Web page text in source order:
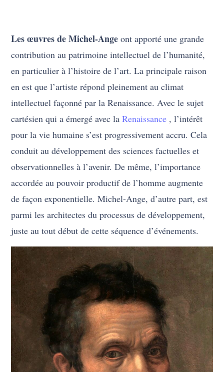
Les œuvres de Michel-Ange ont apporté une grande
contribution au patrimoine intellectuel de l’humanité,
en particulier à l’histoire de l’art. La principale raison
en est que l’artiste répond pleinement au climat
intellectuel façonné par la Renaissance. Avec le sujet
cartésien qui a émergé avec laRenaissance , l’intérêt
pour la vie humaine s’est progressivement accru. Cela
conduit au développement des sciences factuelles et
observationnelles à l’avenir. De même, l’importance
accordée au pouvoir productif de l’homme augmente
de façon exponentielle. Michel-Ange, d’autre part, est
parmi les architectes du processus de développement,
juste au tout début de cette séquence d’événements.